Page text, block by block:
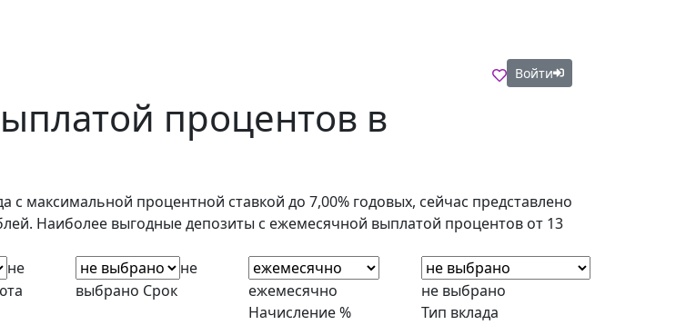
Войти
процентов в
максимальной процентной ставкой до 7,00% годовых, сейчас представлено
Наиболее выгодные депозиты с ежемесячной выплатой процентов от 13
не
не
выбрано Срок
ежемесячно
Начисление %
не выбрано
Тип вклада